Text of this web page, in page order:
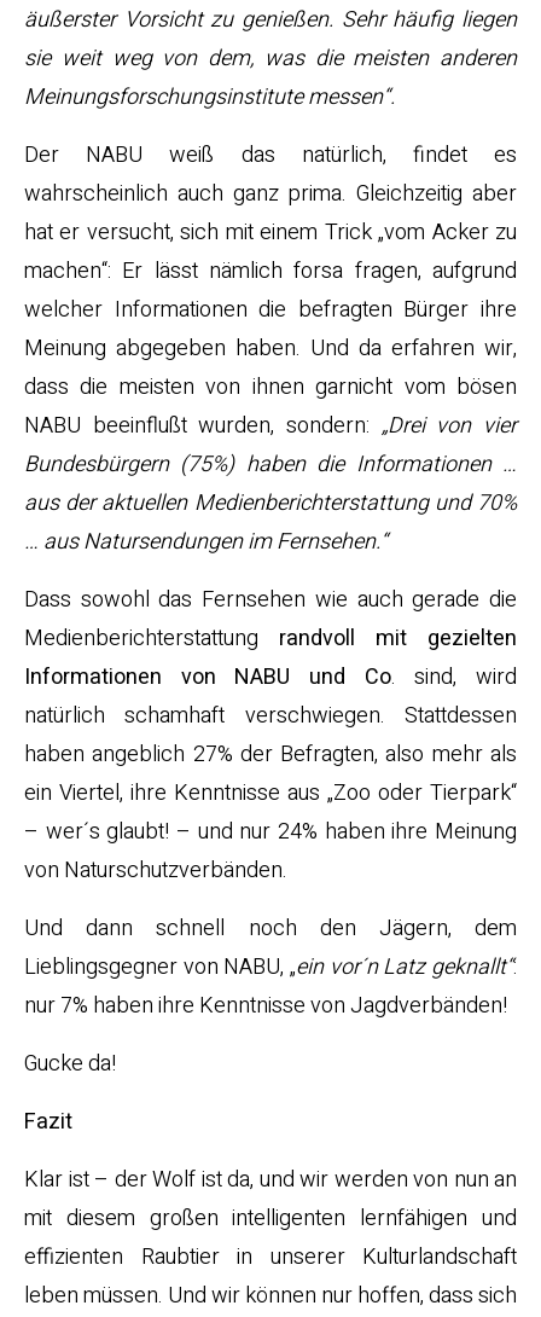
äußerster Vorsicht zu genießen. Sehr häufig liegen
sie weit weg von dem, was die meisten anderen
Meinungsforschungsinstitute messen“.
Der NABU weiß das natürlich, findet es
wahrscheinlich auch ganz prima. Gleichzeitig aber
hat er versucht, sich mit einem Trick „vom Acker zu
machen“: Er lässt nämlich forsa fragen, aufgrund
welcher Informationen die befragten Bürger ihre
Meinung abgegeben haben. Und da erfahren wir,
dass die meisten von ihnen garnicht vom bösen
NABU beeinflußt wurden, sondern: „Drei von vier
Bundesbürgern (75%) haben die Informationen …
aus der aktuellen Medienberichterstattung und 70%
… aus Natursendungen im Fernsehen.“
Dass sowohl das Fernsehen wie auch gerade die
Medienberichterstattung randvoll mit gezielten
Informationen von NABU und Co. sind, wird
natürlich schamhaft verschwiegen. Stattdessen
haben angeblich 27% der Befragten, also mehr als
ein Viertel, ihre Kenntnisse aus „Zoo oder Tierpark“
– wer´s glaubt! – und nur 24% haben ihre Meinung
von Naturschutzverbänden.
Und dann schnell noch den Jägern, dem
Lieblingsgegner von NABU, „ein vor´n Latz geknallt“:
nur 7% haben ihre Kenntnisse von Jagdverbänden!
Gucke da!
Fazit
Klar ist – der Wolf ist da, und wir werden von nun an
mit diesem großen intelligenten lernfähigen und
effizienten Raubtier in unserer Kulturlandschaft
leben müssen. Und wir können nur hoffen, dass sich